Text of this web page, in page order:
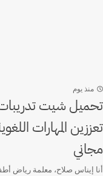
منذ يوم
تعززين المهارات
مجاني